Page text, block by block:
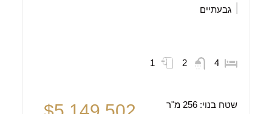
גבעתיים
4
2
1
שטח בנוי:256 מ"ר